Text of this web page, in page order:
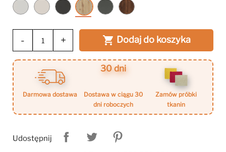
Biały KaszmirCzarnyDąb
artisan
Grafit
Warmia
Walnut
- +  Dodaj do koszyka
darmowa dostawa
30 dni
dostawa w ciągu 30
dni roboczych
zamów próbki
tkanin
Udostępnij